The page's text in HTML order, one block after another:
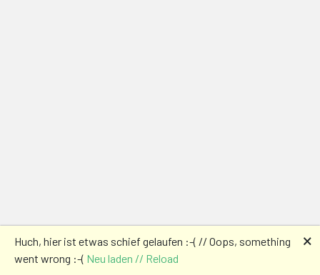
Huch, hier ist etwas schief gelaufen :-( // Oops, something
went wrong :-( Neu laden // Reload
🗙